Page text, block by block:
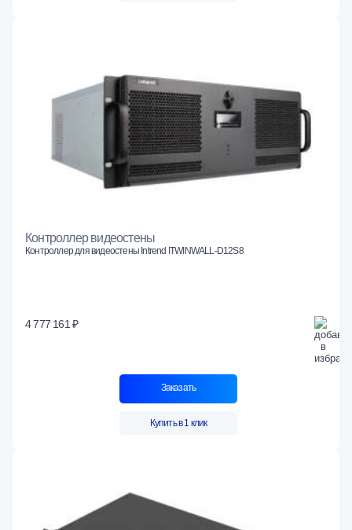
Контроллер видеостены
Контроллер для видеостены Intrend ITWINWALL-D12S8
4 777 161 ₽
Заказать
Купить в 1 клик